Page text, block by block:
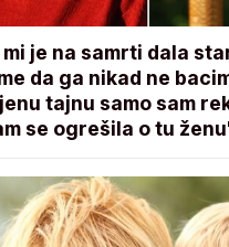
je na samrti dala
da ga nikad ne
tajnu samo sam
se ogrešila o tu